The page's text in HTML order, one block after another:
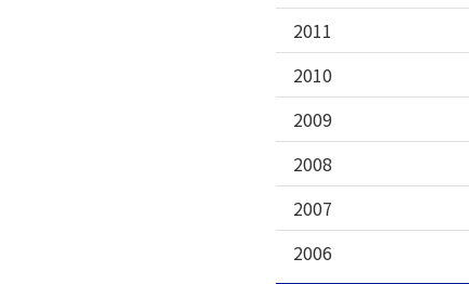
2011
2010
2009
2008
2007
2006